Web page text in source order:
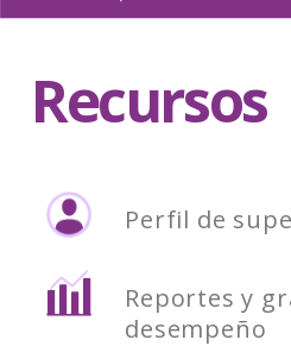
Recursos
Perfil de
Reportes y
desempeño